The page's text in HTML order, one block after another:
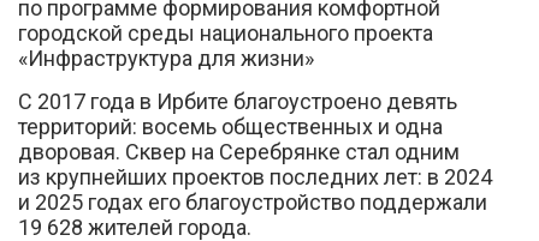
по программе формирования комфортной
городской среды национального проекта
«Инфраструктура для жизни»
С 2017 года в Ирбите благоустроено девять
территорий: восемь общественных и одна
дворовая. Сквер на Серебрянке стал одним
из крупнейших проектов последних лет: в 2024
и 2025 годах его благоустройство поддержали
19 628 жителей города.